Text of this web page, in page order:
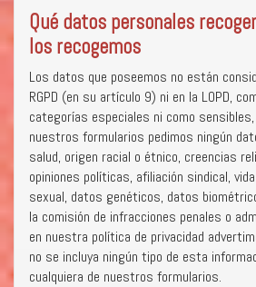
Qué datos personales
los recogemos
Los datos que poseemos no están
RGPD (en su artículo 9) ni en la LOPD,
categorías especiales ni como sensibles,
nuestros formularios pedimos ningún
salud, origen racial o étnico, creencias
opiniones políticas, afiliación sindical,
sexual, datos genéticos, datos
la comisión de infracciones penales o
en nuestra política de privacidad
no se incluya ningún tipo de esta
cualquiera de nuestros formularios.